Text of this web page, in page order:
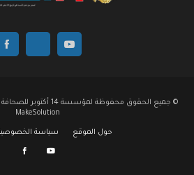
MakeSolution
حول الموقع سياسة